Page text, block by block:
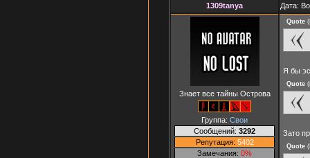
1309tanya Дата:
Знает все тайны Острова
Группа: Свои
Сообщений: 3292
Репутация: 5402
Замечания: 0%
Quote (
Я бы
Quote (
Зато
Quote (